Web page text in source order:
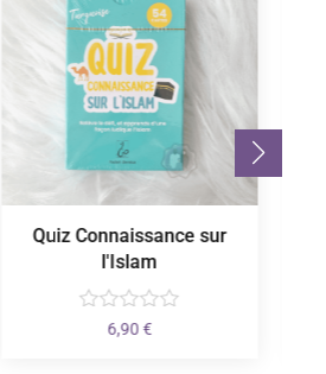
Quiz Connaissance sur
l'Islam
6,90€